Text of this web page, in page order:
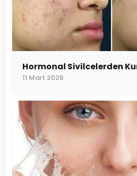
Hormonal Sivilcelerden
11 Mart 2026